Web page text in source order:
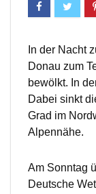
In der Nacht
Donau zum
bewölkt. In
Dabei sinkt
Grad im
Alpennähe.
Am Sonntag
Deutsche